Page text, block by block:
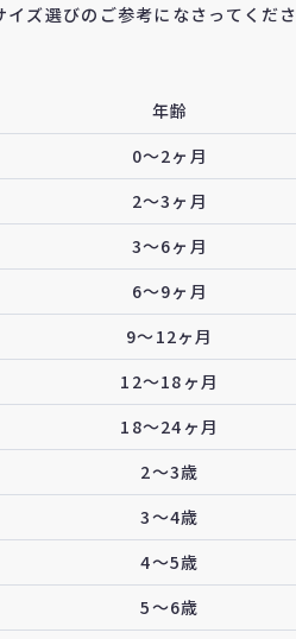
ズ選びのご参考になさってくださ
年齢
0〜2ヶ月
2〜3ヶ月
3〜6ヶ月
6〜9ヶ月
9〜12ヶ月
12〜18ヶ月
18〜24ヶ月
2〜3歳
3〜4歳
4〜5歳
5〜6歳